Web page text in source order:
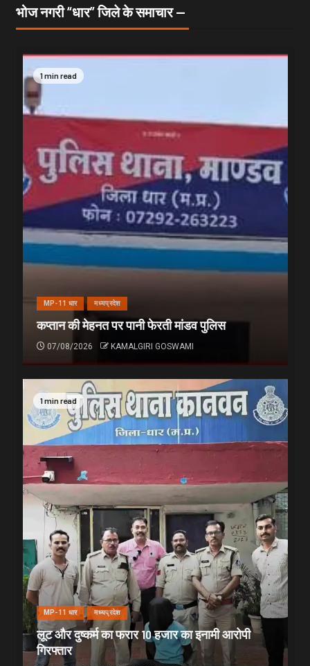
भोज नगरी “धार” जिले के समाचार —
1 min read
MP-11 धार मध्यप्रदेश
कप्तान की मेहनत पर पानी फेरती मांडव पुलिस
07/08/2026 KAMALGIRI GOSWAMI
1 min read
MP-11 धार मध्यप्रदेश
लूट और दुष्कर्म का फरार 10 हजार का इनामी आरोपी
गिरफ्तार